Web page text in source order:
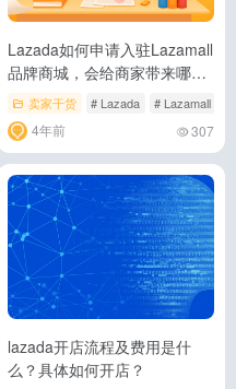
# lazada采集软件
Lazada如何申请入驻Lazamall
品牌商城，会给商家带来哪些
权益卖家干货 # Lazada # Lazamall
4年前 307
lazada开店流程及费用是什
么？具体如何开店？